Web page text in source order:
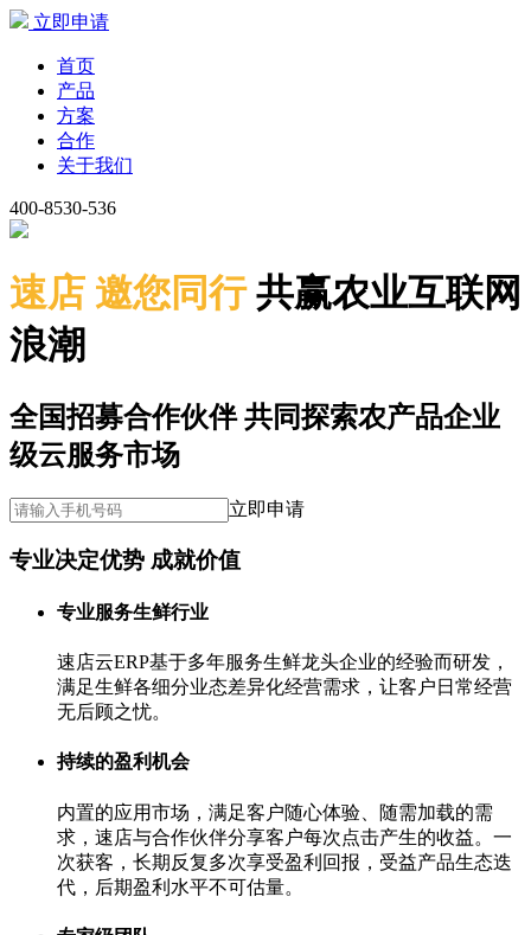
立即申请
首页
产品
方案
合作
关于我们
400-8530-536
速店 邀您同行共赢农业互联网
浪潮
全国招募合作伙伴 共同探索农产品企业
级云服务市场
立即申请
专业决定优势 成就价值
专业服务生鲜行业
速店云ERP基于多年服务生鲜龙头企业的经验而研发，
满足生鲜各细分业态差异化经营需求，让客户日常经营
无后顾之忧。
持续的盈利机会
内置的应用市场，满足客户随心体验、随需加载的需
求，速店与合作伙伴分享客户每次点击产生的收益。一
次获客，长期反复多次享受盈利回报，受益产品生态迭
代，后期盈利水平不可估量。